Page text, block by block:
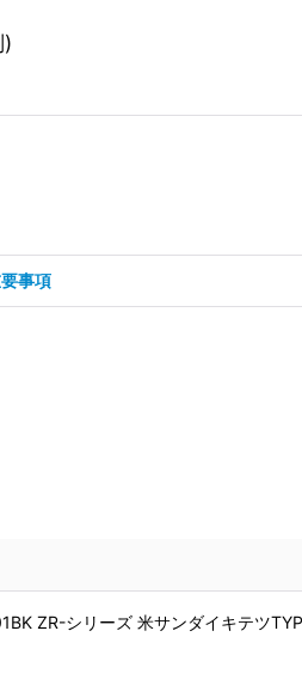
)
事項
ZR-シリーズ 米サンダイキテツ